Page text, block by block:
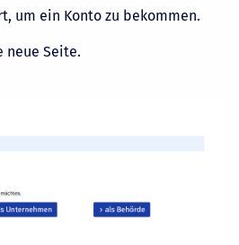
um ein Konto zu bekommen.
neue Seite.